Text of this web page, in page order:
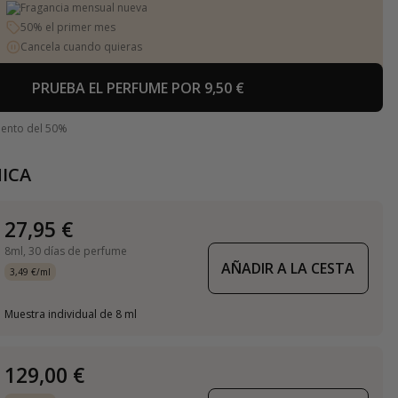
Fragancia mensual nueva
50% el primer mes
Cancela cuando quieras
PRUEBA EL PERFUME POR 9,50 €
del 50%
27,95 €
8ml, 30 días de perfume
3,49 €/ml
Muestra individual de 8 ml
AÑADIR A LA CESTA
129,00 €